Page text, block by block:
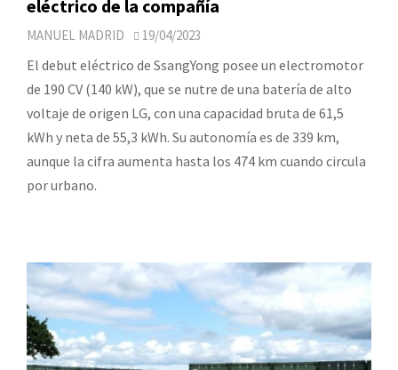
eléctrico de la compañía
MANUEL MADRID 19/04/2023
El debut eléctrico de SsangYong posee un electromotor
de 190 CV (140 kW), que se nutre de una batería de alto
voltaje de origen LG, con una capacidad bruta de 61,5
kWh y neta de 55,3 kWh. Su autonomía es de 339 km,
aunque la cifra aumenta hasta los 474 km cuando circula
por urbano.